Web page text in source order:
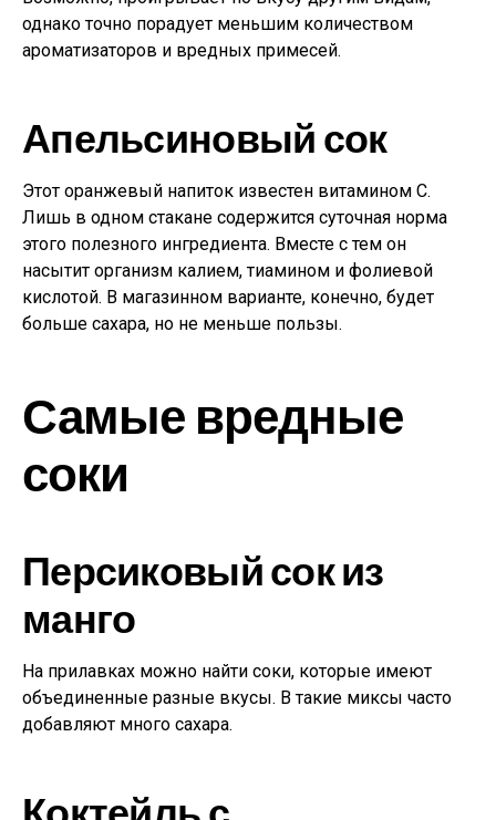
однако точно порадует меньшим количеством
ароматизаторов и вредных примесей.
Апельсиновый сок
Этот оранжевый напиток известен витамином С.
Лишь в одном стакане содержится суточная норма
этого полезного ингредиента. Вместе с тем он
насытит организм калием, тиамином и фолиевой
кислотой. В магазинном варианте, конечно, будет
больше сахара, но не меньше пользы.
Самые вредные
соки
Персиковый сок из
манго
На прилавках можно найти соки, которые имеют
объединенные разные вкусы. В такие миксы часто
добавляют много сахара.